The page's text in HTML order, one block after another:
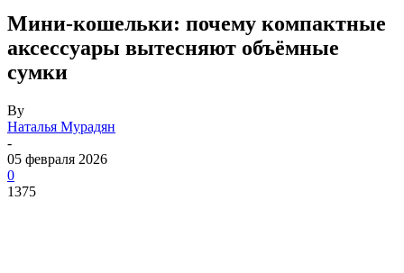
Мини‑кошельки: почему компактные
аксессуары вытесняют объёмные
сумки
By
Наталья Мурадян
-
05 февраля 2026
0
1375